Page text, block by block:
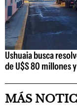
Ushuaia busca
de U$S 80 millones
MÁS